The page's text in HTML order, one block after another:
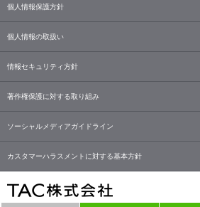
個人情報保護方針
個人情報の取扱い
情報セキュリティ方針
著作権保護に対する取り組み
ソーシャルメディアガイドライン
カスタマーハラスメントに対する基本方針